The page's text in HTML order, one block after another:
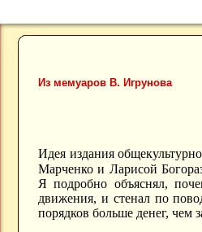
Из мемуаров В. Игрунова
Идея издания
Марченко и Ларисой
Я подробно объяснял,
движения, и стенал по
порядков больше денег, чем